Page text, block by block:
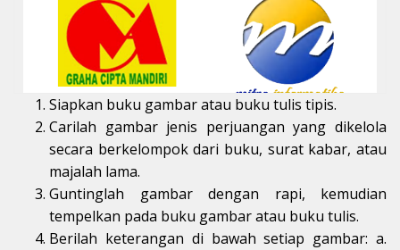
Siapkan buku gambar atau buku tulis tipis.
Carilah gambar jenis perjuangan yang dikelola
secara berkelompok dari buku, surat kabar, atau
majalah lama.
Guntinglah gambar dengan rapi, kemudian
tempelkan pada buku gambar atau buku tulis.
Berilah keterangan di bawah setiap gambar: a.